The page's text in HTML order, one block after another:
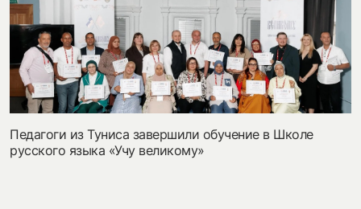
Педагоги из Туниса завершили обучение в Школе
русского языка «Учу великому»